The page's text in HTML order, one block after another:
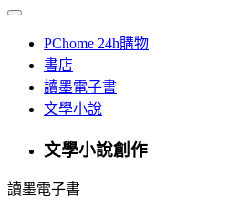
PChome 24h購物
書店
讀墨電子書
文學小說
文學小說創作
讀墨電子書